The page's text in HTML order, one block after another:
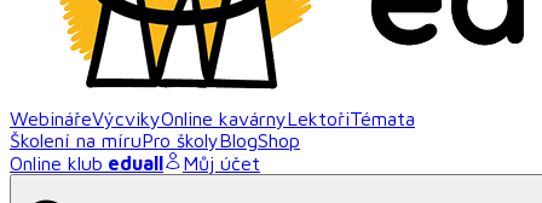
WebinářeVýcvikyOnline kavárnyLektořiTémata
Školení na míruPro školyBlogShop
Online klub eduall Můj účet